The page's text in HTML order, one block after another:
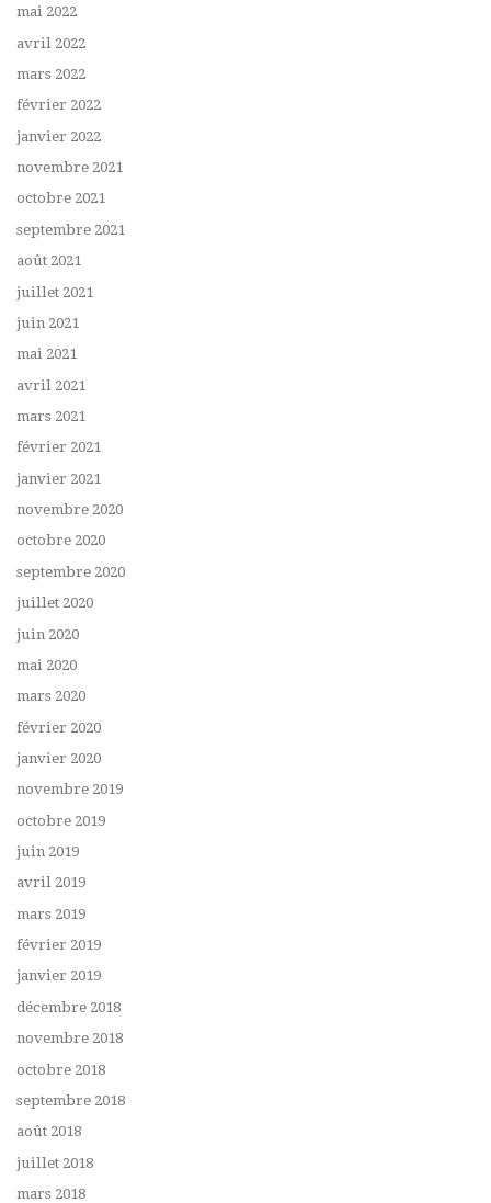
mai 2022
avril 2022
mars 2022
février 2022
janvier 2022
novembre 2021
octobre 2021
septembre 2021
août 2021
juillet 2021
juin 2021
mai 2021
avril 2021
mars 2021
février 2021
janvier 2021
novembre 2020
octobre 2020
septembre 2020
juillet 2020
juin 2020
mai 2020
mars 2020
février 2020
janvier 2020
novembre 2019
octobre 2019
juin 2019
avril 2019
mars 2019
février 2019
janvier 2019
décembre 2018
novembre 2018
octobre 2018
septembre 2018
août 2018
juillet 2018
mars 2018